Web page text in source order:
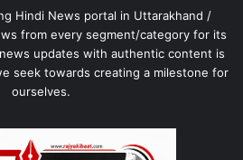
Hindi News portal in Uttarakhand /
from every segment/category for its
updates with authentic content is
seek towards creating a milestone for
ourselves.